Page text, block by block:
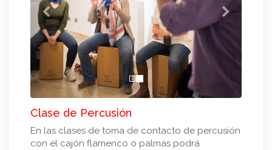
Anterior
Clase de Percusión
En las clases de toma de contacto de percusión
con el cajón flamenco o palmas podrá